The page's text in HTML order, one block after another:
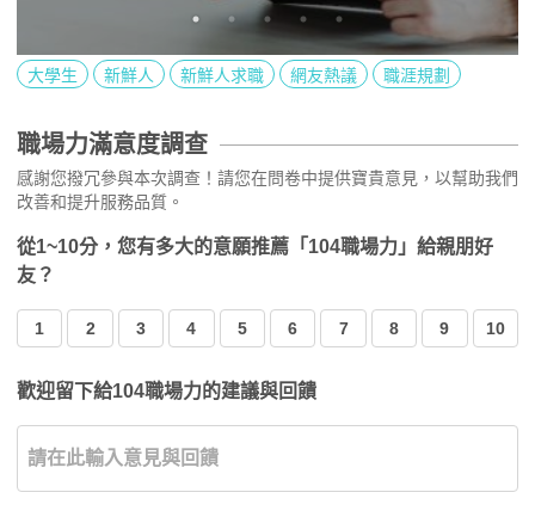
大學生 新鮮人 新鮮人求職 網友熱議 職涯規劃
職場力滿意度調查
感謝您撥冗參與本次調查！請您在問卷中提供寶貴意見，以幫助我們
改善和提升服務品質。
從1~10分，您有多大的意願推薦「104職場力」給親朋好
友？
1 2 3 4 5 6 7 8 9 10
歡迎留下給104職場力的建議與回饋